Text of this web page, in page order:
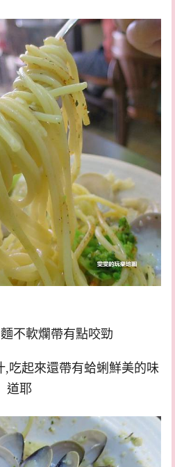
不軟爛帶有點咬勁
,吃起來還帶有蛤蜊鮮美的味
道耶